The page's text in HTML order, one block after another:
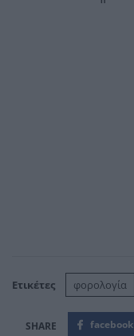
Ετικέτες φορολογία
facebook